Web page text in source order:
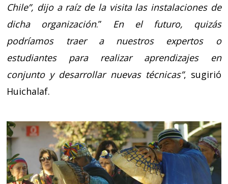
Chile”, dijo a raíz de la visita las instalaciones de
dicha organización.” En el futuro, quizás
podríamos traer a nuestros expertos o
estudiantes para realizar aprendizajes en
conjunto y desarrollar nuevas técnicas”, sugirió
Huichalaf.